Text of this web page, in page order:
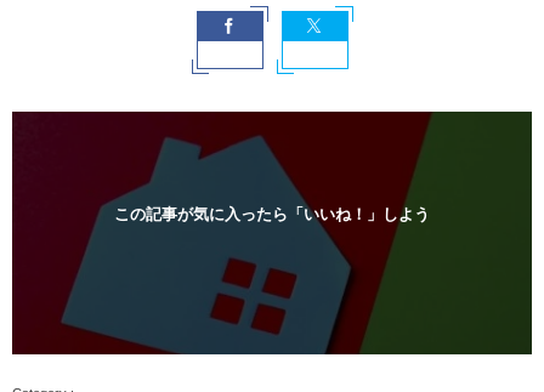
この記事が気に入ったら「いいね！」しよう